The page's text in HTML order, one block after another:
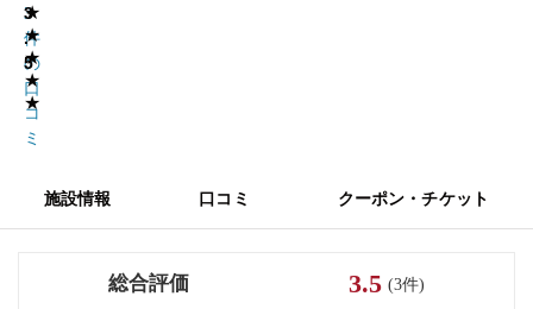
★
★
★
★
★
3
.
5
3
件
の
口
コ
ミ
施設情報 口コミ クーポン・チケット
総合評価 3.5 (3件)